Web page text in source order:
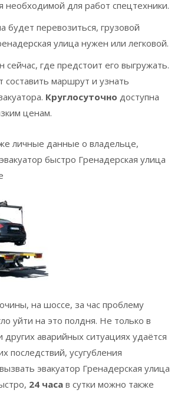
необходимой для работ спецтехники.
будет перевозиться, грузовой
улица нужен или легковой.
сейчас, где предстоит его выгружать.
составить маршрут и узнать
Круглосуточно доступна
ценам.
личные данные о владельце,
быстро Гренадерская улица
на шоссе, за час проблему
уйти на это полдня. Не только в
других аварийных ситуациях удаётся
последствий, усугубления
эвакуатор Гренадерская улица
24 часа в сутки можно также